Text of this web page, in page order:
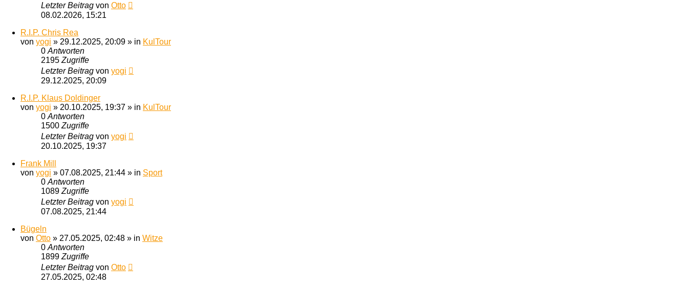
Letzter Beitrag von Otto
08.02.2026, 15:21
R.I.P. Chris Rea
von yogi » 29.12.2025, 20:09 » in KulTour
0 Antworten
2195 Zugriffe
Letzter Beitrag von yogi
29.12.2025, 20:09
R.I.P. Klaus Doldinger
von yogi » 20.10.2025, 19:37 » in KulTour
0 Antworten
1500 Zugriffe
Letzter Beitrag von yogi
20.10.2025, 19:37
Frank Mill
von yogi » 07.08.2025, 21:44 » in Sport
0 Antworten
1089 Zugriffe
Letzter Beitrag von yogi
07.08.2025, 21:44
Bügeln
von Otto » 27.05.2025, 02:48 » in Witze
0 Antworten
1899 Zugriffe
Letzter Beitrag von Otto
27.05.2025, 02:48